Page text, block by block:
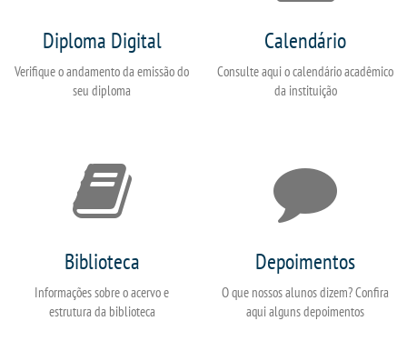
Diploma Digital
Verifique o andamento da emissão do
seu diploma
Calendário
Consulte aqui o calendário acadêmico
da instituição
Biblioteca
Informações sobre o acervo e
estrutura da biblioteca
Depoimentos
O que nossos alunos dizem? Confira
aqui alguns depoimentos